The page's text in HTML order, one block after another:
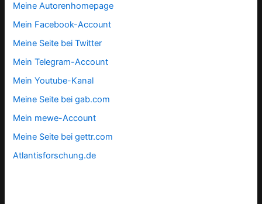
Meine Autorenhomepage
Mein Facebook-Account
Meine Seite bei Twitter
Mein Telegram-Account
Mein Youtube-Kanal
Meine Seite bei gab.com
Mein mewe-Account
Meine Seite bei gettr.com
Atlantisforschung.de